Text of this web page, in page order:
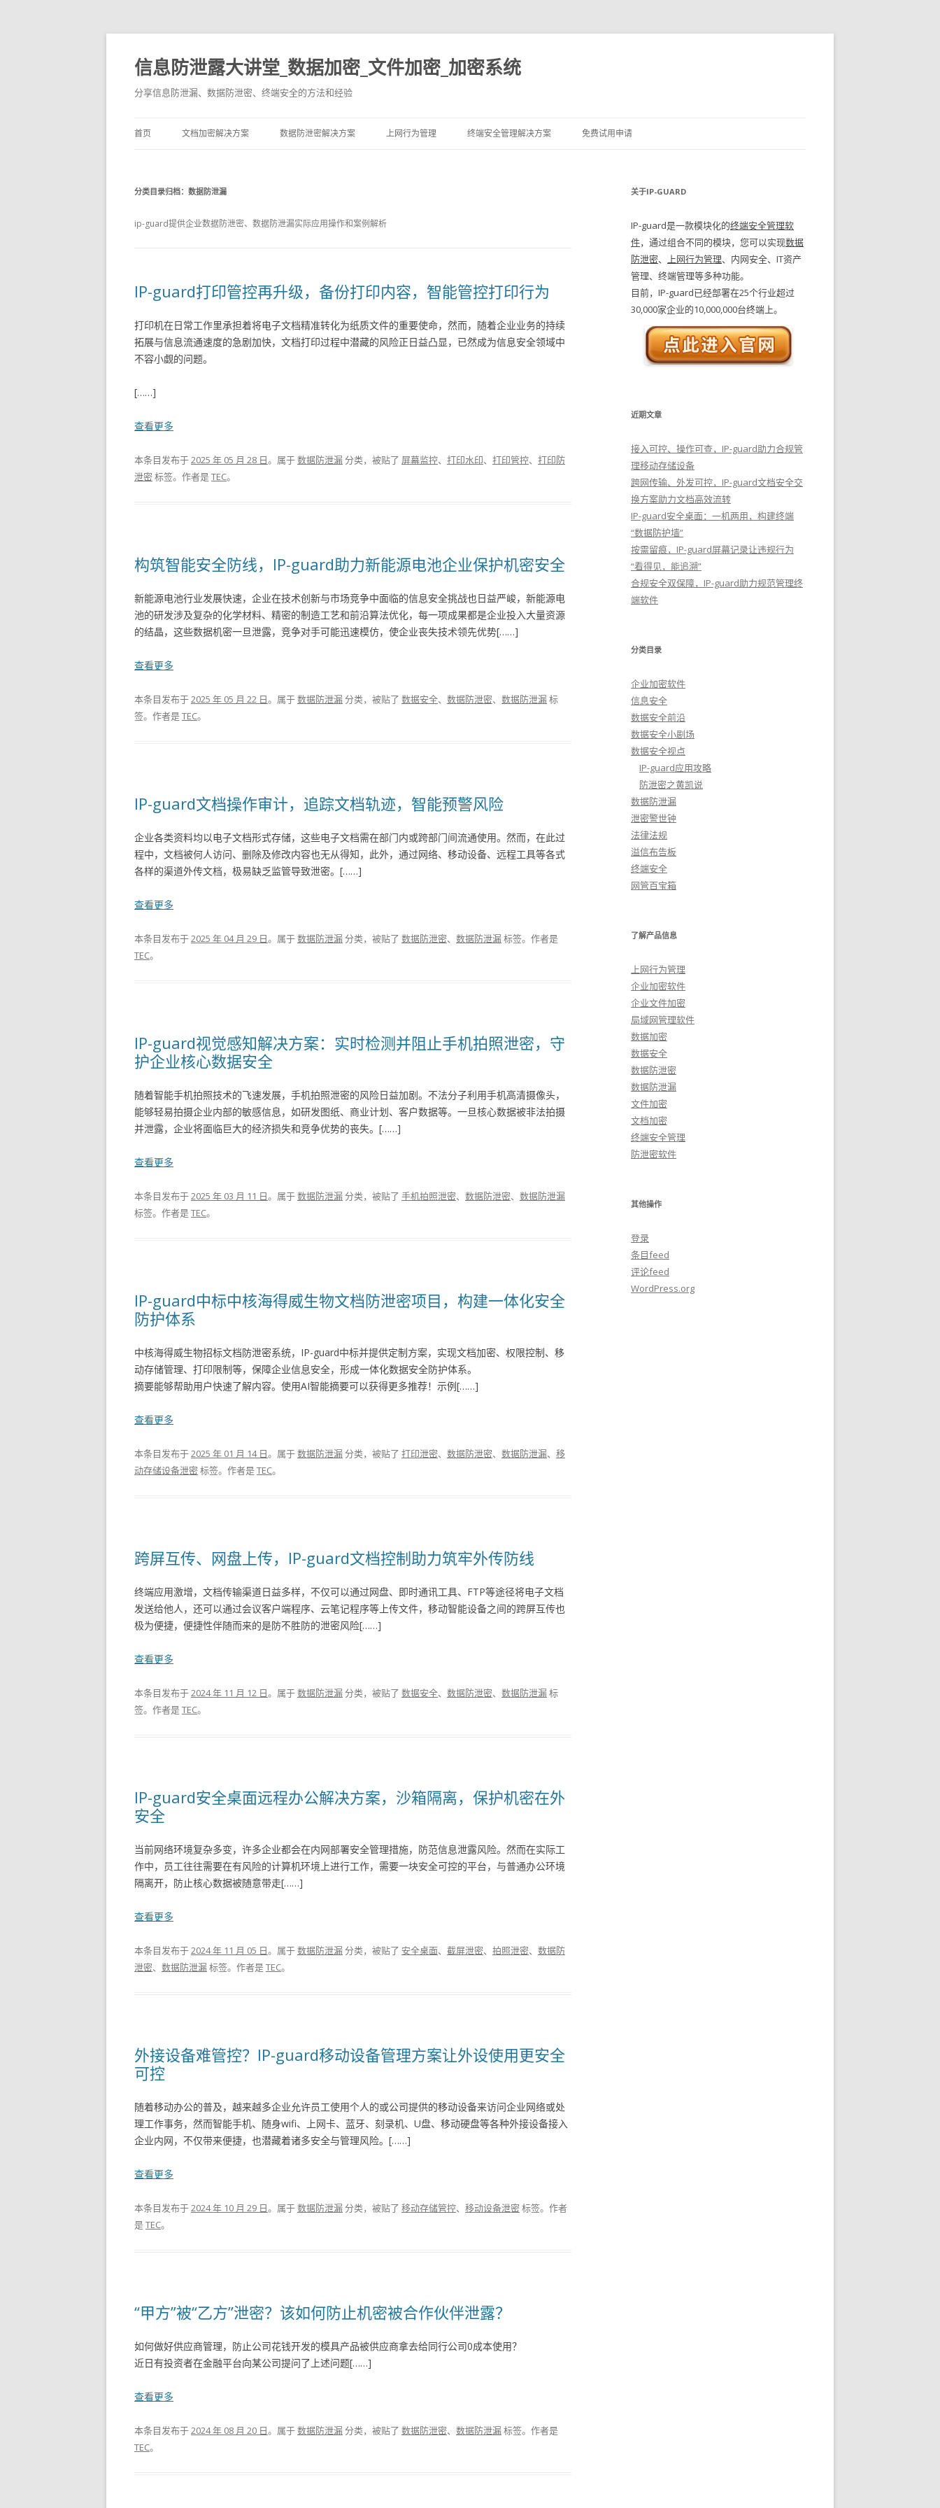
信息防泄露大讲堂_数据加密_文件加密_加密系统
分享信息防泄漏、数据防泄密、终端安全的方法和经验
首页 文档加密解决方案 数据防泄密解决方案 上网行为管理 终端安全管理解决方案 免费试用申请
分类目录归档： 数据防泄漏
ip-guard提供企业数据防泄密、数据防泄漏实际应用操作和案例解析
IP-guard打印管控再升级，备份打印内容，智能管控打印行为
打印机在日常工作里承担着将电子文档精准转化为纸质文件的重要使命，然而，随着企业业务的持续
拓展与信息流通速度的急剧加快，文档打印过程中潜藏的风险正日益凸显，已然成为信息安全领域中
不容小觑的问题。
[……]
查看更多
本条目发布于2025 年 05 月 28 日。属于数据防泄漏分类，被贴了 屏幕监控、 打印水印、 打印管控、 打印防
泄密标签。 作者是TEC。
构筑智能安全防线，IP-guard助力新能源电池企业保护机密安全
新能源电池行业发展快速，企业在技术创新与市场竞争中面临的信息安全挑战也日益严峻，新能源电
池的研发涉及复杂的化学材料、精密的制造工艺和前沿算法优化，每一项成果都是企业投入大量资源
的结晶，这些数据机密一旦泄露，竞争对手可能迅速模仿，使企业丧失技术领先优势[……]
查看更多
本条目发布于2025 年 05 月 22 日。属于数据防泄漏分类，被贴了 数据安全、 数据防泄密、 数据防泄漏标
签。 作者是TEC。
IP-guard文档操作审计，追踪文档轨迹，智能预警风险
企业各类资料均以电子文档形式存储，这些电子文档需在部门内或跨部门间流通使用。然而，在此过
程中，文档被何人访问、删除及修改内容也无从得知，此外，通过网络、移动设备、远程工具等各式
各样的渠道外传文档，极易缺乏监管导致泄密。[……]
查看更多
本条目发布于2025 年 04 月 29 日。属于数据防泄漏分类，被贴了 数据防泄密、 数据防泄漏标签。 作者是
TEC。
IP-guard视觉感知解决方案：实时检测并阻止手机拍照泄密，守
护企业核心数据安全
随着智能手机拍照技术的飞速发展，手机拍照泄密的风险日益加剧。不法分子利用手机高清摄像头，
能够轻易拍摄企业内部的敏感信息，如研发图纸、商业计划、客户数据等。一旦核心数据被非法拍摄
并泄露，企业将面临巨大的经济损失和竞争优势的丧失。[……]
查看更多
本条目发布于2025 年 03 月 11 日。属于数据防泄漏分类，被贴了 手机拍照泄密、 数据防泄密、 数据防泄漏
标签。 作者是TEC。
IP-guard中标中核海得威生物文档防泄密项目，构建一体化安全
防护体系
中核海得威生物招标文档防泄密系统，IP-guard中标并提供定制方案，实现文档加密、权限控制、移
动存储管理、打印限制等，保障企业信息安全，形成一体化数据安全防护体系。
摘要能够帮助用户快速了解内容。使用AI智能摘要可以获得更多推荐！示例[……]
查看更多
本条目发布于2025 年 01 月 14 日。属于数据防泄漏分类，被贴了 打印泄密、 数据防泄密、 数据防泄漏、 移
动存储设备泄密标签。 作者是TEC。
跨屏互传、网盘上传，IP-guard文档控制助力筑牢外传防线
终端应用激增，文档传输渠道日益多样，不仅可以通过网盘、即时通讯工具、FTP等途径将电子文档
发送给他人，还可以通过会议客户端程序、云笔记程序等上传文件，移动智能设备之间的跨屏互传也
极为便捷，便捷性伴随而来的是防不胜防的泄密风险[……]
查看更多
本条目发布于2024 年 11 月 12 日。属于数据防泄漏分类，被贴了 数据安全、 数据防泄密、 数据防泄漏标
签。 作者是TEC。
IP-guard安全桌面远程办公解决方案，沙箱隔离，保护机密在外
安全
当前网络环境复杂多变，许多企业都会在内网部署安全管理措施，防范信息泄露风险。然而在实际工
作中，员工往往需要在有风险的计算机环境上进行工作，需要一块安全可控的平台，与普通办公环境
隔离开，防止核心数据被随意带走[……]
查看更多
本条目发布于2024 年 11 月 05 日。属于数据防泄漏分类，被贴了 安全桌面、 截屏泄密、 拍照泄密、 数据防
泄密、 数据防泄漏标签。 作者是TEC。
外接设备难管控？IP-guard移动设备管理方案让外设使用更安全
可控
随着移动办公的普及，越来越多企业允许员工使用个人的或公司提供的移动设备来访问企业网络或处
理工作事务，然而智能手机、随身wifi、上网卡、蓝牙、刻录机、U盘、移动硬盘等各种外接设备接入
企业内网，不仅带来便捷，也潜藏着诸多安全与管理风险。[……]
查看更多
本条目发布于2024 年 10 月 29 日。属于数据防泄漏分类，被贴了 移动存储管控、 移动设备泄密标签。 作者
是TEC。
“甲方”被“乙方”泄密？该如何防止机密被合作伙伴泄露？
如何做好供应商管理，防止公司花钱开发的模具产品被供应商拿去给同行公司0成本使用？
近日有投资者在金融平台向某公司提问了上述问题[……]
查看更多
本条目发布于2024 年 08 月 20 日。属于数据防泄漏分类，被贴了 数据防泄密、 数据防泄漏标签。 作者是
TEC。
关于IP-GUARD
IP-guard是一款模块化的终端安全管理软
件，通过组合不同的模块，您可以实现数据
防泄密、 上网行为管理、内网安全、IT资产
管理、终端管理等多种功能。
目前，IP-guard已经部署在25个行业超过
30,000家企业的10,000,000台终端上。
近期文章
接入可控、操作可查，IP-guard助力合规管
理移动存储设备
跨网传输、外发可控，IP-guard文档安全交
换方案助力文档高效流转
IP-guard安全桌面：一机两用，构建终端
“数据防护墙”
按需留痕，IP-guard屏幕记录让违规行为
“看得见，能追溯”
合规安全双保障，IP-guard助力规范管理终
端软件
分类目录
企业加密软件
信息安全
数据安全前沿
数据安全小剧场
数据安全视点
IP-guard应用攻略
防泄密之黄凯说
数据防泄漏
泄密警世钟
法律法规
溢信布告板
终端安全
网管百宝箱
了解产品信息
上网行为管理
企业加密软件
企业文件加密
局域网管理软件
数据加密
数据安全
数据防泄密
数据防泄漏
文件加密
文档加密
终端安全管理
防泄密软件
其他操作
登录
条目feed
评论feed
WordPress.org